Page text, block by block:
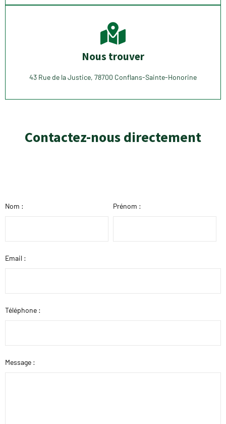
Nous trouver
43 Rue de la Justice, 78700 Conflans-Sainte-Honorine
Contactez-nous directement
Nom : Prénom :
Email :
Téléphone :
Message :